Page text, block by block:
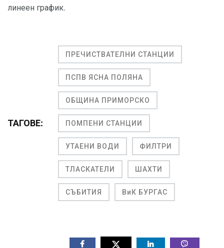
линеен график.
ТАГОВЕ:
ПРЕЧИСТВАТЕЛНИ СТАНЦИИ
ПСПВ ЯСНА ПОЛЯНА
ОБЩИНА ПРИМОРСКО
ПОМПЕНИ СТАНЦИИ
УТАЕНИ ВОДИ ФИЛТРИ
ТЛАСКАТЕЛИ ШАХТИ
СЪБИТИЯ ВиК БУРГАС